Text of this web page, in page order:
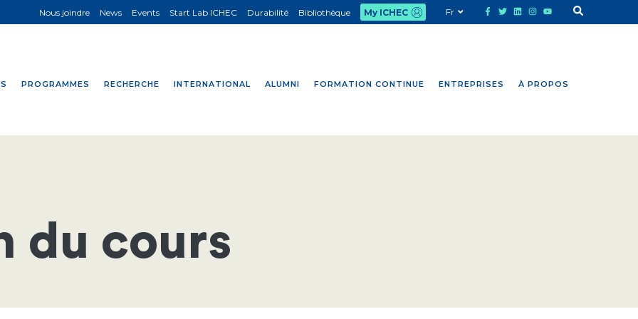
PROGRAMMES RECHERCHE INTERNATIONAL ALUMNI FORMATION CONTINUE ENTREPRISES À PROPOS
Nous joindre News Events Start Lab ICHEC Durabilité Bibliothèque My ICHEC Fr
du cours